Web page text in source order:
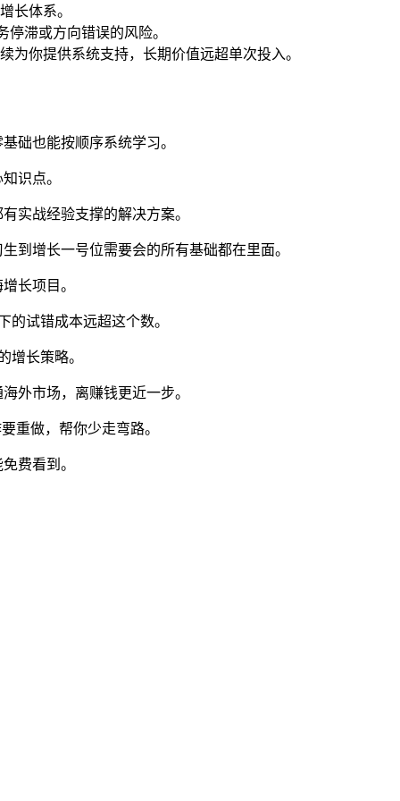
长体系。
滞或方向错误的风险。
为你提供系统支持，长期价值远超单次投入。
础也能按顺序系统学习。
识点。
实战经验支撑的解决方案。
到增长一号位需要会的所有基础都在里面。
长项目。
试错成本远超这个数。
增长策略。
外市场，离赚钱更近一步。
重做，帮你少走弯路。
费看到。